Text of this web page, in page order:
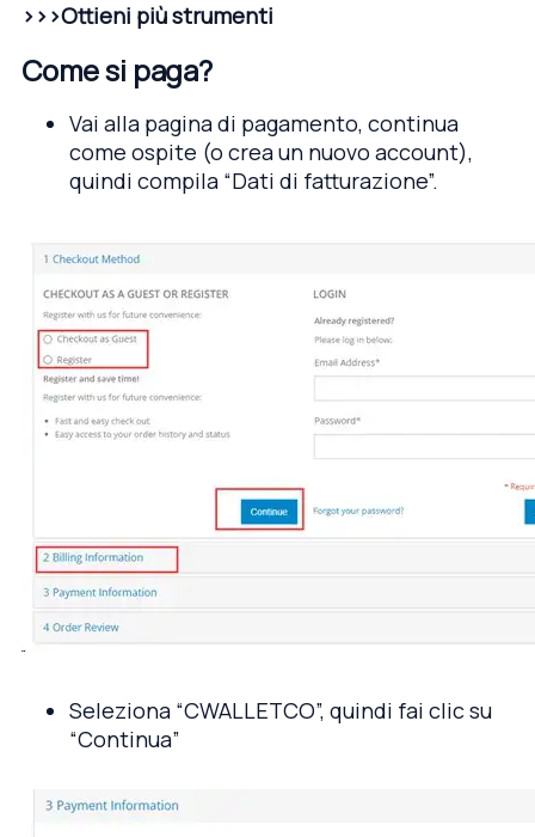
>>>Ottieni più strumenti
Come si paga?
Vai alla pagina di pagamento, continua
come ospite (o crea un nuovo account),
quindi compila “Dati di fatturazione”.
Seleziona “CWALLETCO”, quindi fai clic su
“Continua”